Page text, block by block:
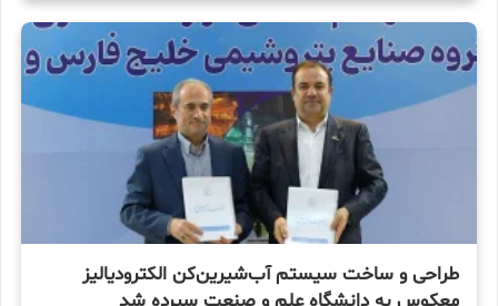
طراحی و ساخت سیستم آب‌شیرین‌کن الکترودیالیز